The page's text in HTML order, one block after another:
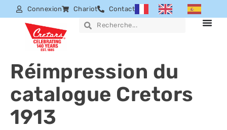
Connexion Chariot Contact
Réimpression du
catalogue Cretors
1913